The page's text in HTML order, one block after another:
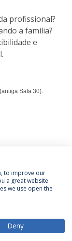
profissional?
a família?
e
Sala 30).
to improve our
a great website
we use open the
Deny